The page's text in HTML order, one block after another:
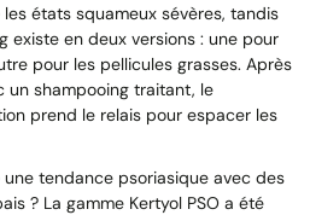
états squameux sévères, tandis
existe en deux versions : une pour
pour les pellicules grasses. Après
un shampooing traitant, le
prend le relais pour espacer les
tendance psoriasique avec des
? La gamme Kertyol PSO a été